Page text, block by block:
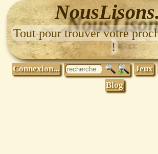
Tout pour trouver votre
!
Connexion... Jeux
Blog